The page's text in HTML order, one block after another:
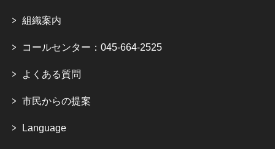
組織案内
コールセンター：045-664-2525
よくある質問
市民からの提案
Language